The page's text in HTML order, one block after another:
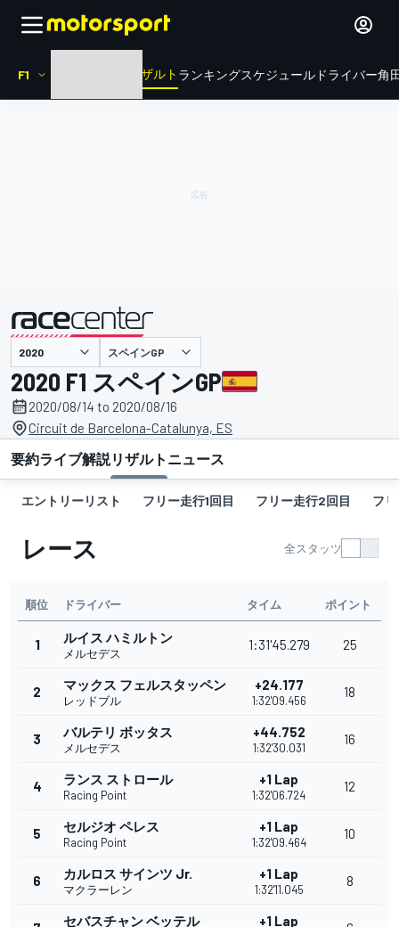
F1 リザルト ランキングスケジュール ドライバー角
主催 スペインGP
2020 F1 スペインGP
2020/08/14 to 2020/08/16
Circuit de Barcelona-Catalunya, ES
要約ライブ解説リザルト ニュース
エントリーリスト フリー走行1回目 フリー走行2回目 フ
レース 全スタッツ
順位 ドライバー タイム ポイント
1 ルイス ハミルトン
メルセデス
1:31'45.279 25
2 マックス フェルスタッペン
レッドブル
+24.177
1:32'09.456
18
3 バルテリ ボッタス
メルセデス
+44.752
1:32'30.031
16
4 ランス ストロール
Racing Point
+1 Lap
1:32'06.724
12
5 セルジオ ペレス
Racing Point
+1 Lap
1:32'09.464
10
6 カルロス サインツ Jr.
マクラーレン
+1 Lap
1:32'11.045
8
セバスチャン ベッテル +1 Lap